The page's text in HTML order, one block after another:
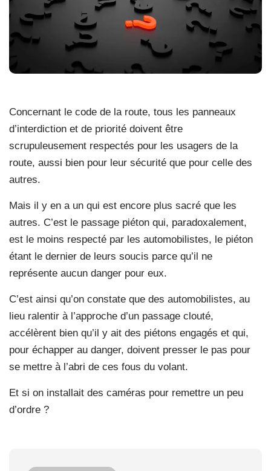
Concernant le code de la route, tous les panneaux
d’interdiction et de priorité doivent être
scrupuleusement respectés pour les usagers de la
route, aussi bien pour leur sécurité que pour celle des
autres.
Mais il y en a un qui est encore plus sacré que les
autres. C’est le passage piéton qui, paradoxalement,
est le moins respecté par les automobilistes, le piéton
étant le dernier de leurs soucis parce qu’il ne
représente aucun danger pour eux.
C’est ainsi qu’on constate que des automobilistes, au
lieu ralentir à l’approche d’un passage clouté,
accélèrent bien qu’il y ait des piétons engagés et qui,
pour échapper au danger, doivent presser le pas pour
se mettre à l’abri de ces fous du volant.
Et si on installait des caméras pour remettre un peu
d’ordre ?